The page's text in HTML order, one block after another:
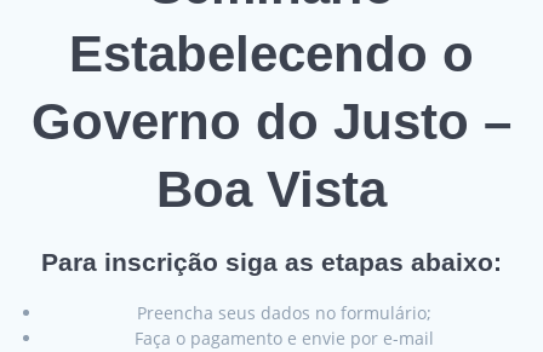
Estabelecendo o
Governo do Justo –
Boa Vista
Para inscrição siga as etapas abaixo:
Preencha seus dados no formulário;
Faça o pagamento e envie por e-mail